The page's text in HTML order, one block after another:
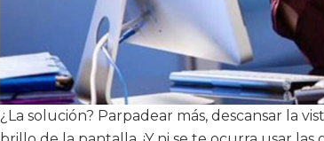
¿La solución? Parpadear más, descansar la